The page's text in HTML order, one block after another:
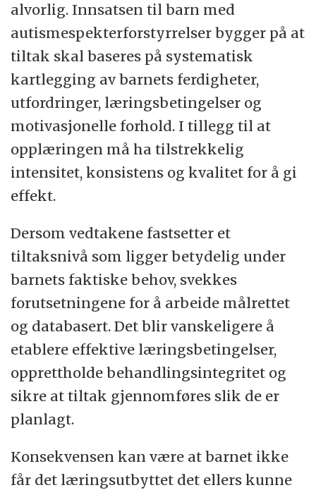
alvorlig. Innsatsen til barn med
autismespekterforstyrrelser bygger på at
tiltak skal baseres på systematisk
kartlegging av barnets ferdigheter,
utfordringer, læringsbetingelser og
motivasjonelle forhold. I tillegg til at
opplæringen må ha tilstrekkelig
intensitet, konsistens og kvalitet for å gi
effekt.
Dersom vedtakene fastsetter et
tiltaksnivå som ligger betydelig under
barnets faktiske behov, svekkes
forutsetningene for å arbeide målrettet
og databasert. Det blir vanskeligere å
etablere effektive læringsbetingelser,
opprettholde behandlingsintegritet og
sikre at tiltak gjennomføres slik de er
planlagt.
Konsekvensen kan være at barnet ikke
får det læringsutbyttet det ellers kunne